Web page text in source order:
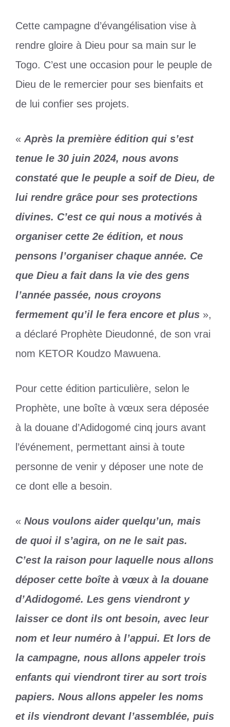
Cette campagne d’évangélisation vise à
rendre gloire à Dieu pour sa main sur le
Togo. C’est une occasion pour le peuple de
Dieu de le remercier pour ses bienfaits et
de lui confier ses projets.
« Après la première édition qui s’est
tenue le 30 juin 2024, nous avons
constaté que le peuple a soif de Dieu, de
lui rendre grâce pour ses protections
divines. C’est ce qui nous a motivés à
organiser cette 2e édition, et nous
pensons l’organiser chaque année. Ce
que Dieu a fait dans la vie des gens
l’année passée, nous croyons
fermement qu’il le fera encore et plus »,
a déclaré Prophète Dieudonné, de son vrai
nom KETOR Koudzo Mawuena.
Pour cette édition particulière, selon le
Prophète, une boîte à vœux sera déposée
à la douane d’Adidogomé cinq jours avant
l’événement, permettant ainsi à toute
personne de venir y déposer une note de
ce dont elle a besoin.
« Nous voulons aider quelqu’un, mais
de quoi il s’agira, on ne le sait pas.
C’est la raison pour laquelle nous allons
déposer cette boîte à vœux à la douane
d’Adidogomé. Les gens viendront y
laisser ce dont ils ont besoin, avec leur
nom et leur numéro à l’appui. Et lors de
la campagne, nous allons appeler trois
enfants qui viendront tirer au sort trois
papiers. Nous allons appeler les noms
et ils viendront devant l’assemblée, puis